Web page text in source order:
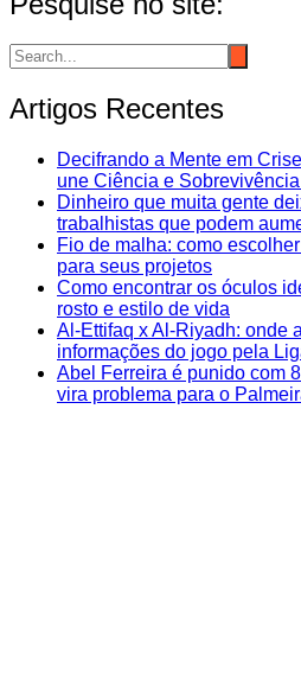
Artigos Recentes
Decifrando a Mente em
une Ciência e
Dinheiro que muita gente
trabalhistas que podem
Fio de malha: como
para seus projetos
Como encontrar os óculos
rosto e estilo de vida
Al-Ettifaq x Al-Riyadh: onde
informações do jogo pela
Abel Ferreira é punido com
vira problema para o